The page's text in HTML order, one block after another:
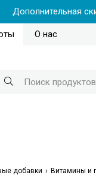
Дополнительная
О нас
добавки Витамины и